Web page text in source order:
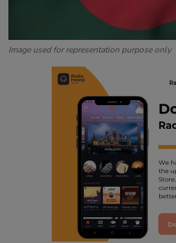
Image used for representation purpose only